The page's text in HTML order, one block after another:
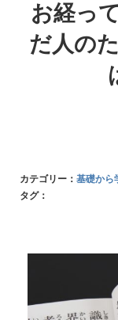
お経っ
だ人の
カテゴリー： 基礎から
タグ：